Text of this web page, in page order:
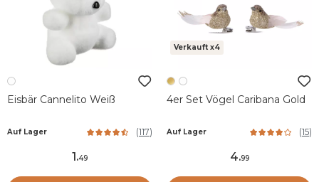
Eisbär Cannelito Weiß
Auf Lager (117)
1.49
Verkauft x4
4er Set Vögel Caribana Gold
Auf Lager (15)
4.99